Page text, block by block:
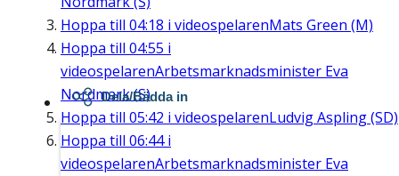
Hoppa till 04:18 i videospelarenMats Green (M)
Hoppa till 04:55 i
videospelarenArbetsmarknadsminister Eva
Nordmark (S)
Hoppa till 05:42 i videospelarenLudvig Aspling (SD)
Hoppa till 06:44i
videospelarenArbetsmarknadsminister Eva
Dela/Bädda in